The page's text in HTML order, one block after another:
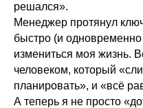
решался».
Менеджер протянул
быстро (и
измениться моя жизнь.
человеком, который
планировать», и «всё
А теперь я не просто